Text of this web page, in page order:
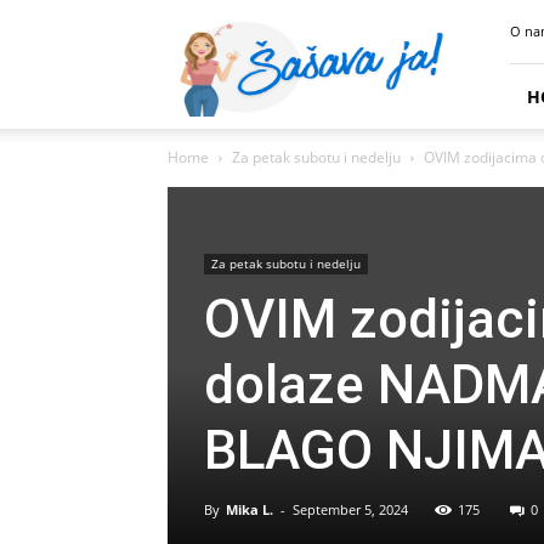
Ja
O
Home Za petak subotu i nedelju OVIM zodijacima
Za petak subotu i nedelju
OVIM
dolaze
BLAGO
By Mika L. - September 5, 2024 175 0